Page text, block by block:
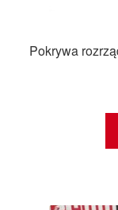
Pokrywa